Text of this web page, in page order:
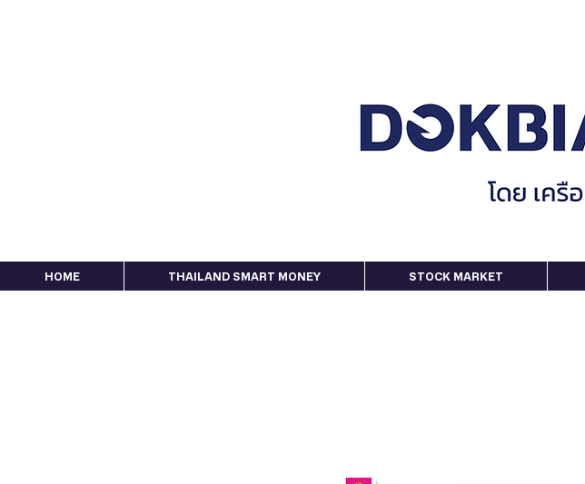
HOME THAILAND SMART MONEY STOCK MARKET